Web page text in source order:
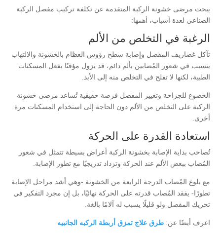
يبحث مرضى خشونة الركبة المتقدمة عن تكلفة تركيب مفصل الركبة
الصناعي لعدة أسباب، أهمها:
الرغبة في التخلص من الألم
تآكل غضاريف المفصل وإصابة سطح رؤوس العظام بالخشونة والالتهاب
يتسبب في شعور المُصابين بألم دائم، قد يزول مؤقتًا بفعل المسكنات
الطبية، لكنها لا تفلح في التخلص منه إلى الأبد.
الخضوع للجراحة وتغيير المفصل فرصة حقيقية تُساعد مرضى خشونة
الركبة على التخلص من الألم دون الحاجة إلى استخدام المسكنات مرة
أخرى.
استعادة القدرة على الحركة
تُصاحب بداية الإصابة بخشونة الركبة أعراض بسيطة تتمثل في شعور
المُصاب ببعض الألم عند الحركة وتزداد تدريجيًا مع تطور الإصابة.
مع بلوغ المُصاب الدرجة الرابعة من الخشونة -وهي أشد مراحل الإصابة
تطورًا- يفقد المُصاب قدرته على الحركة نهائيًا، بل إن مجرد التفكير في
تحريك المفصل ولو قليلًا يسبب له آلامًا بالغة.
اعرف أيضًا عن:طرق علاج تمزق أربطة الركبه الجانبيه